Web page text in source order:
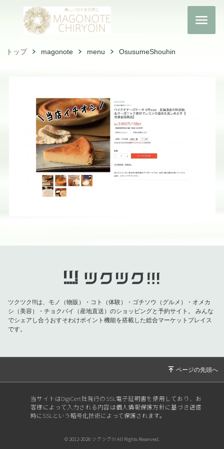
トップ magonote menu OsusumeShouhin
ツクツク!!!は、モノ（物販）・コト（体験）・ゴチソウ（グルメ）・オメカ
シ（美容）・チョクバイ（産地直送）のショッピングと予約サイト。
みんな
でシェアし合うおすそわけポイント機能を搭載した総合マーケットプレイス
です。
当サイトはDigiCert社発行のSSL電子証明書を使用しており、お
客様によって入力される内容は個人情報保護方針に基づき送信
時にSSLという暗号化技術によって保護されます。
© 2012-2026 ツクツク!!! All Rights Reserved.